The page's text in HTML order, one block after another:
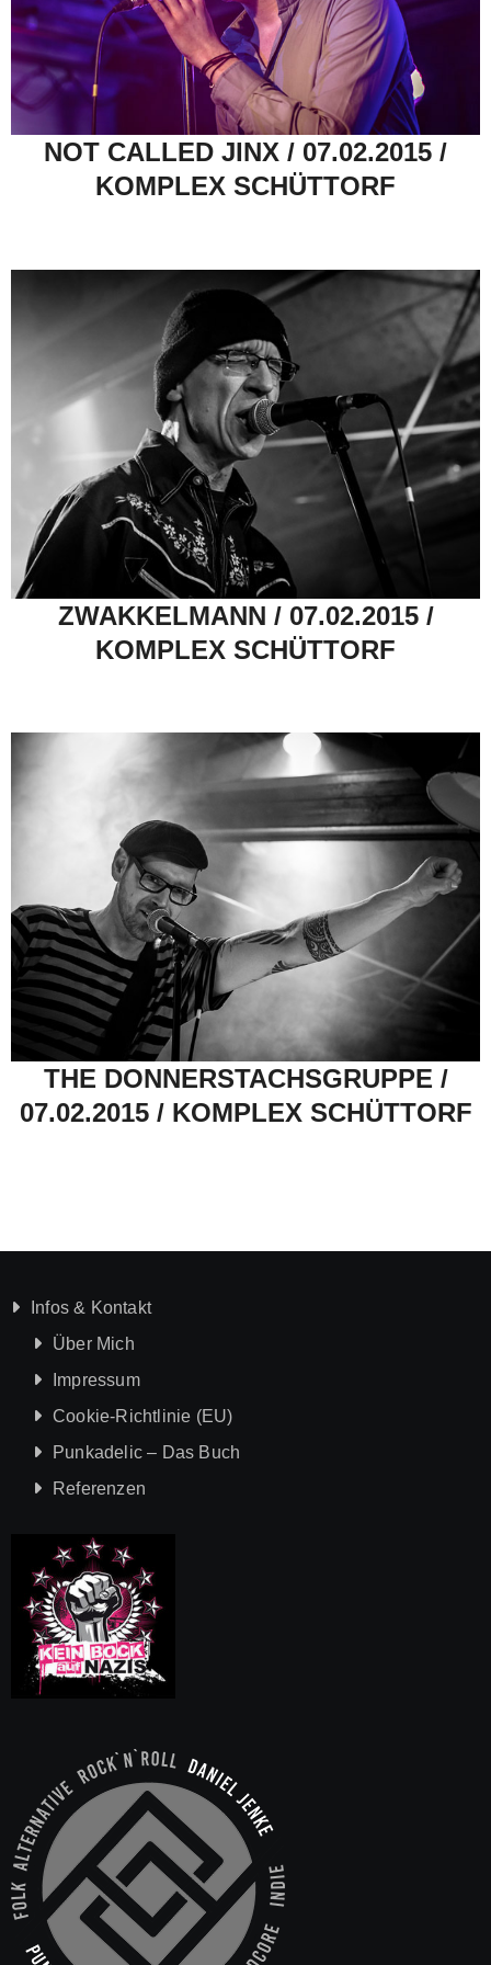
NOT CALLED JINX / 07.02.2015 /
KOMPLEX SCHÜTTORF
ZWAKKELMANN / 07.02.2015 /
KOMPLEX SCHÜTTORF
THE DONNERSTACHSGRUPPE /
07.02.2015 / KOMPLEX SCHÜTTORF
Infos & Kontakt
Über Mich
Impressum
Cookie-Richtlinie (EU)
Punkadelic – Das Buch
Referenzen